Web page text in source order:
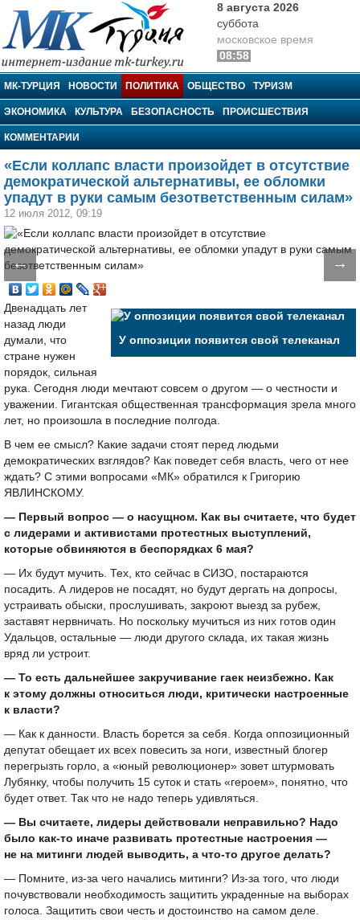
МК-Турция
8 августа 2026
суббота
московское время
08:58
МК-ТУРЦИЯ НОВОСТИ ПОЛИТИКА ОБЩЕСТВО ТУРИЗМ
ЭКОНОМИКА КУЛЬТУРА БЕЗОПАСНОСТЬ ПРОИСШЕСТВИЯ
КОММЕНТАРИИ
«Если коллапс власти произойдет в отсутствие
демократической альтернативы, ее обломки
упадут в руки самым безответственным силам»
12 июля 2012, 09:19
← →
У оппозиции появится свой телеканал
Двенадцать лет
назад люди
думали, что
стране нужен
порядок, сильная
рука. Сегодня люди мечтают совсем о другом — о честности и
уважении. Гигантская общественная трансформация зрела много
лет, но произошла в последние полгода.
В чем ее смысл? Какие задачи стоят перед людьми
демократических взглядов? Как поведет себя власть, чего от нее
ждать? С этими вопросами «МК» обратился к Григорию
ЯВЛИНСКОМУ.
— Первый вопрос — о насущном. Как вы считаете, что будет
с лидерами и активистами протестных выступлений,
которые обвиняются в беспорядках 6 мая?
— Их будут мучить. Тех, кто сейчас в СИЗО, постараются
посадить. А лидеров не посадят, но будут дергать на допросы,
устраивать обыски, прослушивать, закроют выезд за рубеж,
заставят нервничать. Но поскольку мучиться из них готов один
Удальцов, остальные — люди другого склада, их такая жизнь
вряд ли устроит.
— То есть дальнейшее закручивание гаек неизбежно. Как
к этому должны относиться люди, критически настроенные
к власти?
— Как к данности. Власть борется за себя. Когда оппозиционный
депутат обещает их всех повесить за ноги, известный блогер
перегрызть горло, а «юный революционер» зовет штурмовать
Лубянку, чтобы получить 15 суток и стать «героем», понятно, что
будет ответ. Так что не надо теперь удивляться.
— Вы считаете, лидеры действовали неправильно? Надо
было как-то иначе развивать протестные настроения —
не на митинги людей выводить, а что-то другое делать?
— Помните, из-за чего начались митинги? Из-за того, что люди
почувствовали необходимость защитить украденные на выборах
голоса. Защитить свои честь и достоинство на самом деле.